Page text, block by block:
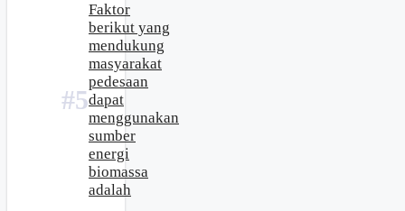
Faktor
berikut yang
mendukung
masyarakat
pedesaan
dapat
menggunakan
sumber
energi
biomassa
adalah